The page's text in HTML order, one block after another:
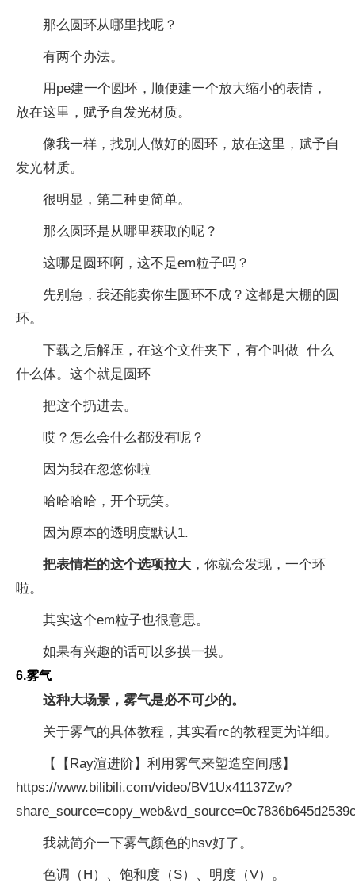
那么圆环从哪里找呢？
有两个办法。
用pe建一个圆环，顺便建一个放大缩小的表情，
放在这里，赋予自发光材质。
像我一样，找别人做好的圆环，放在这里，赋予自
发光材质。
很明显，第二种更简单。
那么圆环是从哪里获取的呢？
这哪是圆环啊，这不是em粒子吗？
先别急，我还能卖你生圆环不成？这都是大棚的圆
环。
下载之后解压，在这个文件夹下，有个叫做 什么
什么体。这个就是圆环
把这个扔进去。
哎？怎么会什么都没有呢？
因为我在忽悠你啦
哈哈哈哈，开个玩笑。
因为原本的透明度默认1.
把表情栏的这个选项拉大 ，你就会发现，一个环
啦。
其实这个em粒子也很意思。
如果有兴趣的话可以多摸一摸。
6.雾气
这种大场景，雾气是必不可少的。
关于雾气的具体教程，其实看rc的教程更为详细。
【【Ray渲进阶】利用雾气来塑造空间感】
https://www.bilibili.com/video/BV1Ux41137Zw?
我就简介一下雾气颜色的hsv好了。
色调（H）、饱和度（S）、明度（V）。